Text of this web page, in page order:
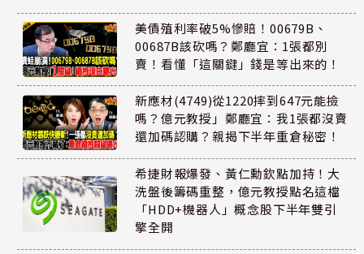
美債殖利率破5%慘賠！00679B、
00687B該砍嗎？鄭廳宜：1張都別
賣！看懂「這關鍵」錢是等出來的！
新應材(4749)從1220摔到647元能撿
嗎？億元教授」鄭廳宜：我1張都沒賣
還加碼認購？親揭下半年重倉秘密！
希捷財報爆發、黃仁勳欽點加持！大
洗盤後籌碼重整，億元教授點名這檔
「HDD+機器人」概念股下半年雙引
擎全開